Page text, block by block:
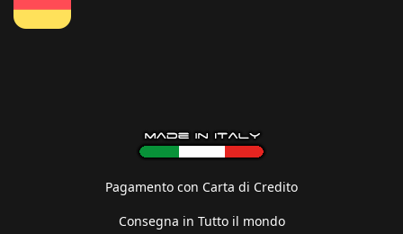
Pagamento con Carta di Credito
Consegna in Tutto il mondo